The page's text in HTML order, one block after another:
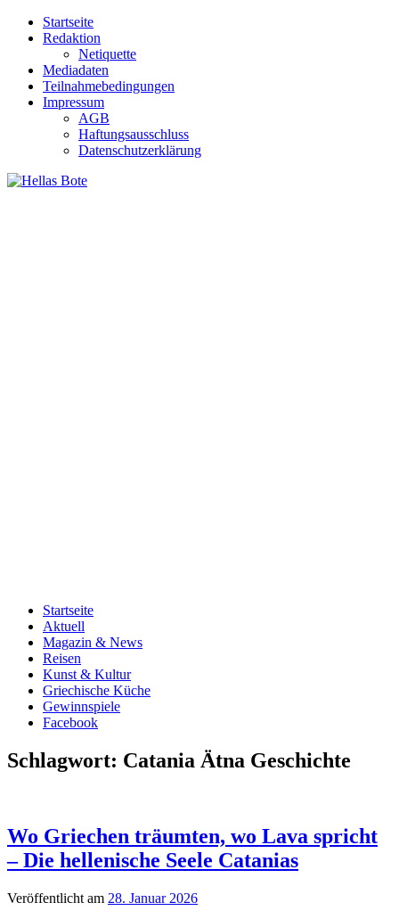
Zum
Inhalt
Startseite
Redaktion
Netiquette
Mediadaten
Teilnahmebedingungen
Impressum
AGB
Haftungsausschluss
Datenschutzerklärung
Startseite
Aktuell
Magazin & News
Reisen
Kunst & Kultur
Griechische Küche
Gewinnspiele
Facebook
Schlagwort: Catania Ätna Geschichte
Wo Griechen träumten, wo Lava spricht
– Die hellenische Seele Catanias
Veröffentlicht am 28. Januar 2026